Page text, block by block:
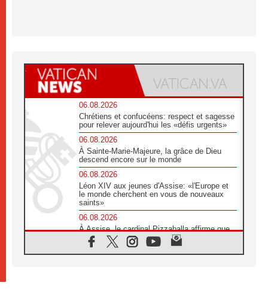
06.08.2026
Chrétiens et confucéens: respect et sagesse
pour relever aujourd'hui les «défis urgents»
06.08.2026
À Sainte-Marie-Majeure, la grâce de Dieu
descend encore sur le monde
06.08.2026
Léon XIV aux jeunes d'Assise: «l'Europe et
le monde cherchent en vous de nouveaux
saints»
06.08.2026
À Assise, le cardinal Pizzaballa affirme que
«les chrétiens veulent la paix»
06.08.2026